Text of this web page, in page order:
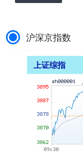
沪深京指数
上证综指